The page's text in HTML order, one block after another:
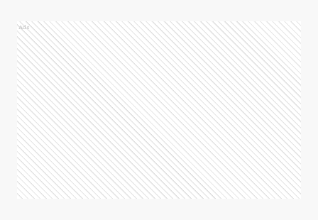
Ads